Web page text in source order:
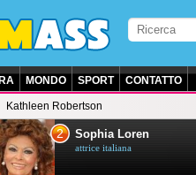
MONDO SPORT CONTATTO
Kathleen Robertson
2 Sophia Loren
attrice italiana